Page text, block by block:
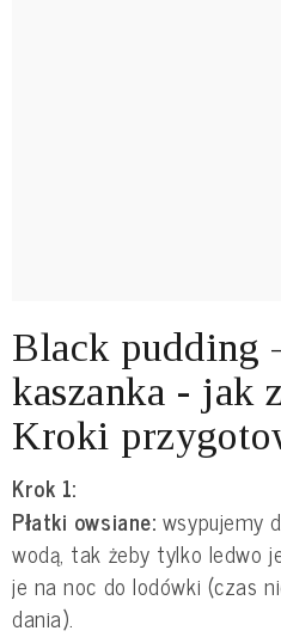
Black pudding
kaszanka - jak
Kroki
Krok 1:
Płatki owsiane: wsypujemy
wodą, tak żeby tylko ledwo
je na noc do lodówki (czas
dania).